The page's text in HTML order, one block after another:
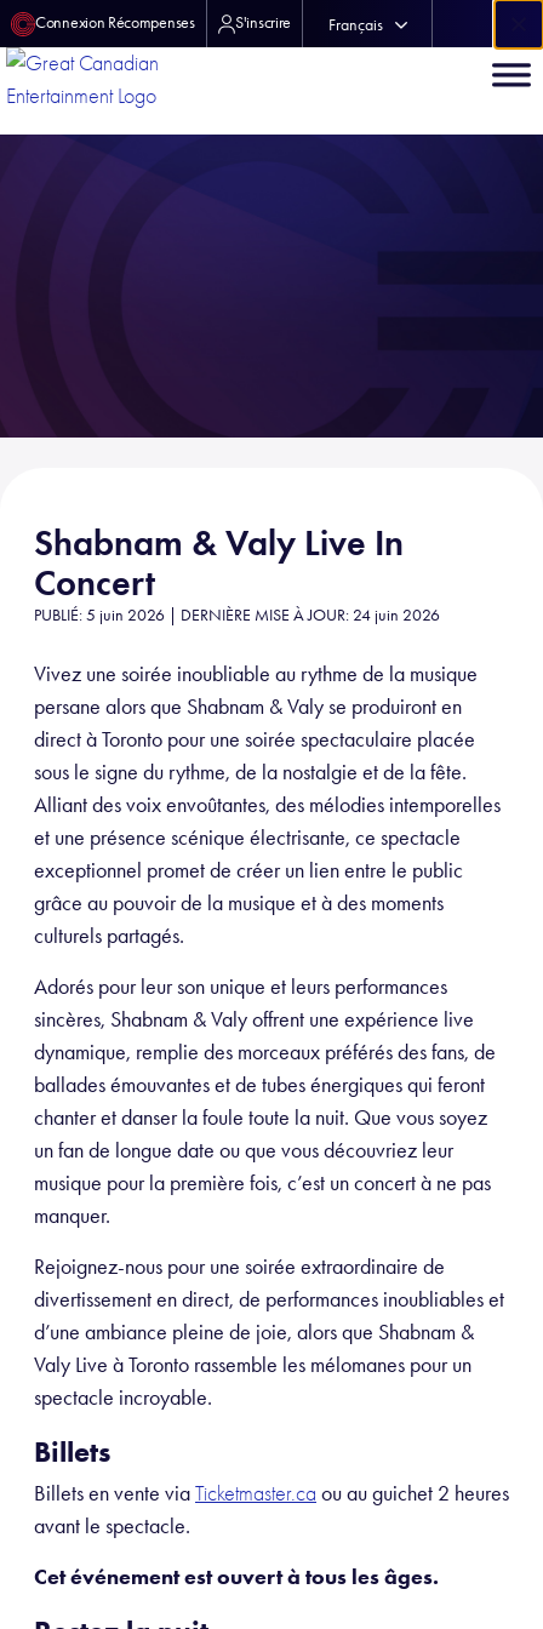
Connexion Récompenses S'inscrire Français
中文 (中国)
Shabnam & Valy Live In
Concert
PUBLIÉ: 5 juin 2026 | DERNIÈRE MISE À JOUR: 24 juin 2026
Vivez une soirée inoubliable au rythme de la musique
persane alors que Shabnam & Valy se produiront en
direct à Toronto pour une soirée spectaculaire placée
sous le signe du rythme, de la nostalgie et de la fête.
Alliant des voix envoûtantes, des mélodies intemporelles
et une présence scénique électrisante, ce spectacle
exceptionnel promet de créer un lien entre le public
grâce au pouvoir de la musique et à des moments
culturels partagés.
Adorés pour leur son unique et leurs performances
sincères, Shabnam & Valy offrent une expérience live
dynamique, remplie des morceaux préférés des fans, de
ballades émouvantes et de tubes énergiques qui feront
chanter et danser la foule toute la nuit. Que vous soyez
un fan de longue date ou que vous découvriez leur
musique pour la première fois, c’est un concert à ne pas
manquer.
Rejoignez-nous pour une soirée extraordinaire de
divertissement en direct, de performances inoubliables et
d’une ambiance pleine de joie, alors que Shabnam &
Valy Live à Toronto rassemble les mélomanes pour un
spectacle incroyable.
Billets
Billets en vente viaTicketmaster.ca ou au guichet 2 heures
avant le spectacle.
Cet événement est ouvert à tous les âges.